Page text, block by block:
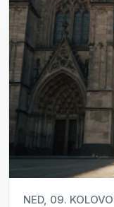
NED, 09.